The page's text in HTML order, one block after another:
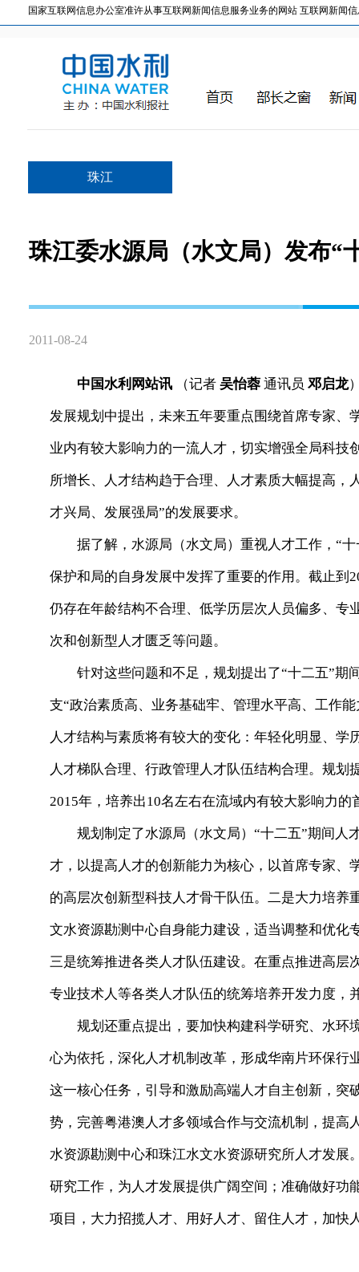
国家互联网信息办公室准许从事互联网新闻信息服务业务的网站 互联网新闻信
珠江
珠江委水源局（水文局）发布“
2011-08-24
中国水利网站讯 （记者 吴怡蓉 通讯员 邓启龙
发展规划中提出，未来五年要重点围绕首席专家
业内有较大影响力的一流人才，切实增强全局科技
所增长、人才结构趋于合理、人才素质大幅提高，
才兴局、发展强局”的发展要求。
据了解，水源局（水文局）重视人才工作，“十
保护和局的自身发展中发挥了重要的作用。截止到
仍存在年龄结构不合理、低学历层次人员偏多、
次和创新型人才匮乏等问题。
针对这些问题和不足，规划提出了“十二五”期
支“政治素质高、业务基础牢、管理水平高、工作
人才结构与素质将有较大的变化：年轻化明显、
人才梯队合理、行政管理人才队伍结构合理。规
2015年，培养出10名左右在流域内有较大影响力的
规划制定了水源局（水文局）“十二五”期间人
才，以提高人才的创新能力为核心，以首席专家
的高层次创新型科技人才骨干队伍。二是大力培
文水资源勘测中心自身能力建设，适当调整和优
三是统筹推进各类人才队伍建设。在重点推进高
专业技术人等各类人才队伍的统筹培养开发力度，
规划还重点提出，要加快构建科学研究、水环
心为依托，深化人才机制改革，形成华南片环保
这一核心任务，引导和激励高端人才自主创新，
势，完善粤港澳人才多领域合作与交流机制，提
水资源勘测中心和珠江水文水资源研究所人才发
研究工作，为人才发展提供广阔空间；准确做好
项目，大力招揽人才、用好人才、留住人才，加快